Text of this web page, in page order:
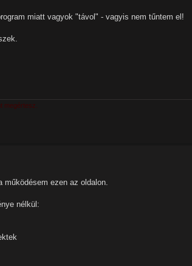
miatt vagyok "távol" - vagyis nem tűntem el!
megértesz.
működésem ezen az oldalon.
nélkül: